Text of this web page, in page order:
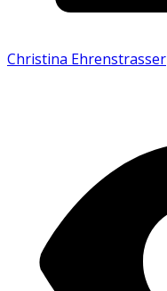
Christina Ehrenstrasser